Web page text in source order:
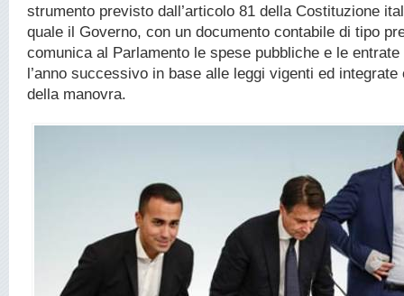
strumento previsto dall’articolo 81 della Costituzione
quale il Governo, con un documento contabile di tipo
comunica al Parlamento le spese pubbliche e le
l’anno successivo in base alle leggi vigenti ed
della manovra.